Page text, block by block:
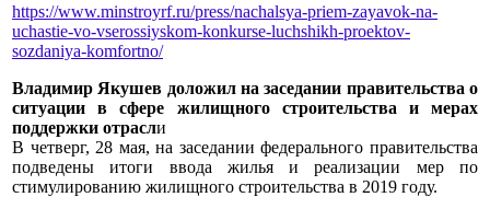
https://www.minstroyrf.ru/press/nachalsya-priem-zayavok-na-
uchastie-vo-vserossiyskom-konkurse-luchshikh-proektov-
sozdaniya-komfortno/
Владимир Якушев доложил на заседании правительства о
ситуации в сфере жилищного строительства и мерах
поддержки отрасли
В четверг, 28 мая, на заседании федерального правительства
подведены итоги ввода жилья и реализации мер по
стимулированию жилищного строительства в 2019 году.